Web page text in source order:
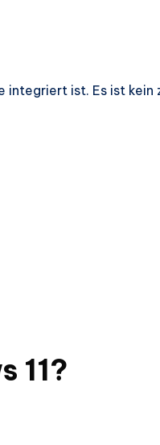
integriert ist. Es ist
11?